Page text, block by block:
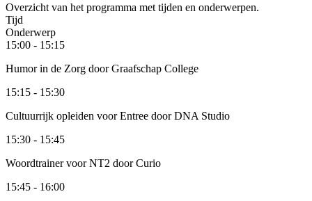
Overzicht van het programma met tijden en onderwerpen.
Tijd
Onderwerp
15:00 - 15:15
Humor in de Zorg door Graafschap College
15:15 - 15:30
Cultuurrijk opleiden voor Entree door DNA Studio
15:30 - 15:45
Woordtrainer voor NT2 door Curio
15:45 - 16:00